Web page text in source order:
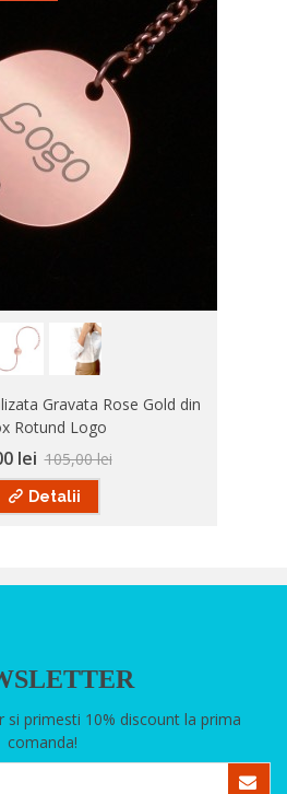
Gravata Rose Gold din
Rotund Logo
lei 105,00 lei
Detalii
si primesti 10% discount la prima
comanda!